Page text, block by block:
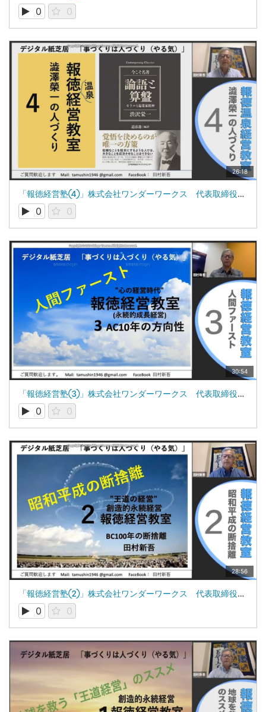
0 0
26:18
「報徳経営塾④」株式会社ワンダーワークス 代表取締役 田村新吾
0 0
30:54
「報徳経営塾③」株式会社ワンダーワークス 代表取締役 田村新吾
0 0
28:56
「報徳経営塾②」株式会社ワンダーワークス 代表取締役 田村新吾
0 0